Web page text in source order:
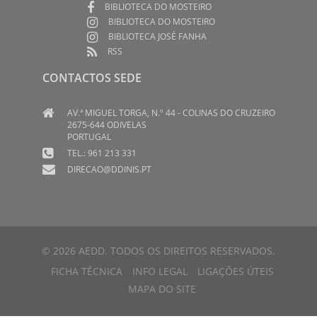
BIBLIOTECA DO MOSTEIRO
BIBLIOTECA DO MOSTEIRO
BIBLIOTECA JOSÉ FANHA
RSS
CONTACTOS SEDE
AV.ª MIGUEL TORGA, N.º 44 - COLINAS DO CRUZEIRO
2675-644 ODIVELAS
PORTUGAL
TEL.: 961 213 331
DIRECAO@DDINIS.PT
© 2026 AEDD. TODOS OS DIREITOS RESERVADOS.
FICHA TÉCNICA
INFO LEGAL
LIGAÇÕES ÚTEIS
MAPA DO SITE